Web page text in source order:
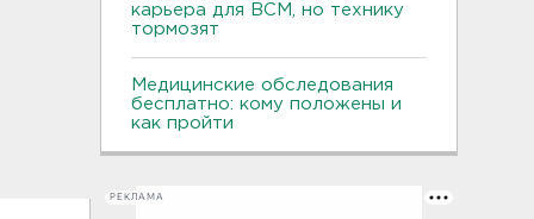
карьера для ВСМ, но технику
тормозят
Медицинские обследования
бесплатно: кому положены и
как пройти
РЕКЛАМА